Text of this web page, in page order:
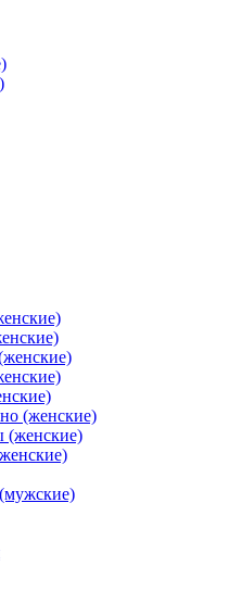
(женские)
(женские)